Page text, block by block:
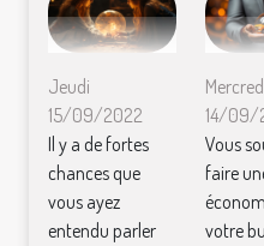
Jeudi
15/09/2022
Il y a de fortes
chances que
vous ayez
entendu parler
14/09/
Vous
faire
votre